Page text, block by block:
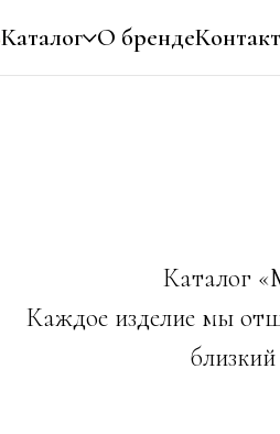
Каталог О бренде
Каталог
Каждое изделие мы